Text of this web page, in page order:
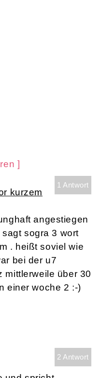
]
1 Antwort
kurzem
angestiegen
sogra 3 wort
. heißt soviel wie
bei der u7
mittlerweile über 30
einer woche 2 :-)
2 Antwort